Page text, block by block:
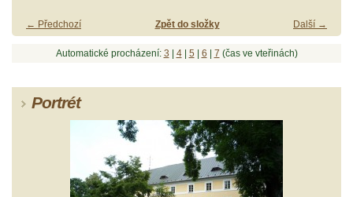
← Předchozí Další →
Zpět do složky
Automatické procházení: 3 4| 5 6 7 (čas ve vteřinách)
Portrét